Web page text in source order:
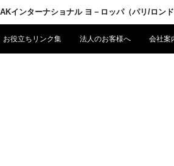
インターナショナル ヨ－ロッパ（パリ/ロン
お役立ちリンク集 法人のお客様へ 会社案